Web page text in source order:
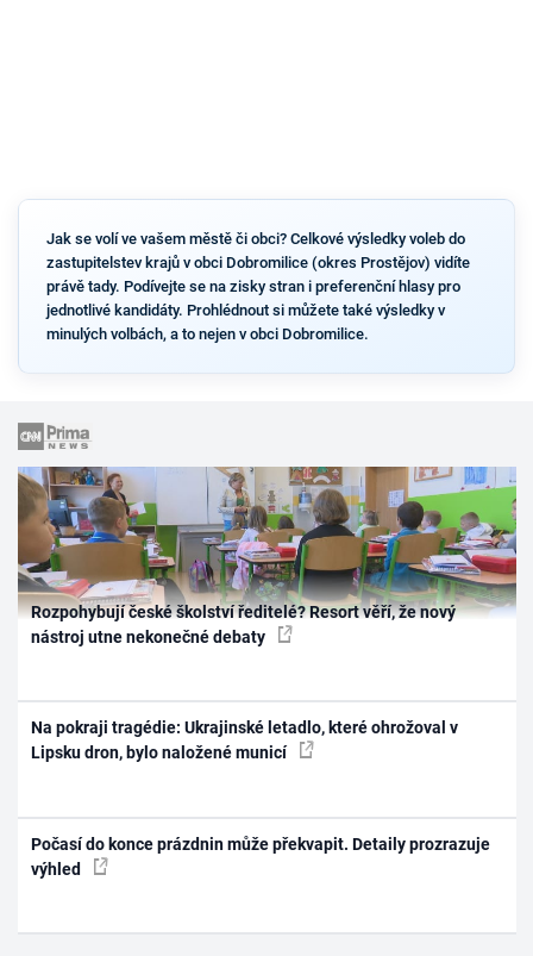
Jak se volí ve vašem městě či obci? Celkové výsledky voleb do
zastupitelstev krajů v obci Dobromilice (okres Prostějov) vidíte
právě tady. Podívejte se na zisky stran i preferenční hlasy pro
jednotlivé kandidáty. Prohlédnout si můžete také výsledky v
minulých volbách, a to nejen v obci Dobromilice.
Rozpohybují české školství ředitelé? Resort věří, že nový
nástroj utne nekonečné debaty
Na pokraji tragédie: Ukrajinské letadlo, které ohrožoval v
Lipsku dron, bylo naložené municí
Počasí do konce prázdnin může překvapit. Detaily prozrazuje
výhled